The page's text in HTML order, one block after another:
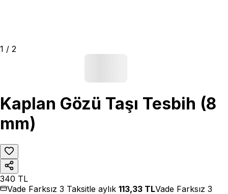
1 / 2
Kaplan Gözü Taşı Tesbih (8
mm)
340 TL
Vade Farksız 3 Taksitle aylık 113,33 TLVade Farksız 3